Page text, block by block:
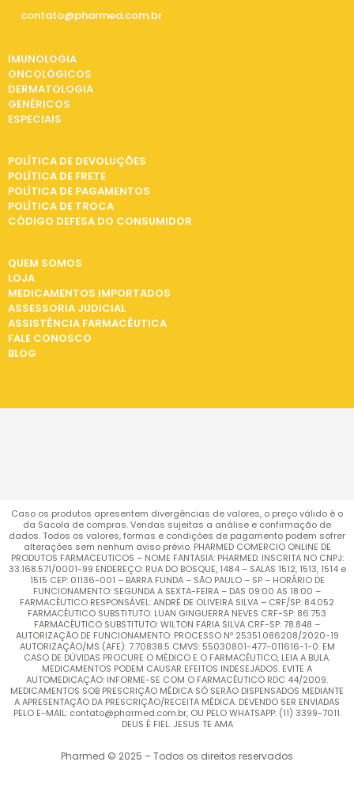
contato@pharmed.com.br
IMUNOLOGIA
ONCOLÓGICOS
DERMATOLOGIA
GENÉRICOS
ESPECIAIS
POLÍTICA DE DEVOLUÇÕES
POLÍTICA DE FRETE
POLÍTICA DE PAGAMENTOS
POLÍTICA DE TROCA
CÓDIGO DEFESA DO CONSUMIDOR
QUEM SOMOS
LOJA
MEDICAMENTOS IMPORTADOS
ASSESSORIA JUDICIAL
ASSISTÊNCIA FARMACÊUTICA
FALE CONOSCO
BLOG
Caso os produtos apresentem divergências de valores, o preço válido é o
da Sacola de compras. Vendas sujeitas a análise e confirmação de
dados. Todos os valores, formas e condições de pagamento podem sofrer
alterações sem nenhum aviso prévio. PHARMED COMERCIO ONLINE DE
PRODUTOS FARMACEUTICOS – NOME FANTASIA: PHARMED. INSCRITA NO CNPJ:
33.168.571/0001-99 ENDEREÇO: RUA DO BOSQUE, 1484 – SALAS 1512, 1513, 1514 e
1515 CEP: 01136-001 – BARRA FUNDA – SÃO PAULO – SP – HORÁRIO DE
FUNCIONAMENTO: SEGUNDA A SEXTA-FEIRA – DAS 09:00 AS 18:00 –
FARMACÊUTICO RESPONSÁVEL: ANDRÉ DE OLIVEIRA SILVA – CRF/SP: 84.052
FARMACÊUTICO SUBSTITUTO: LUAN GINGUERRA NEVES CRF-SP: 86.753
FARMACÊUTICO SUBSTITUTO: WILTON FARIA SILVA CRF-SP: 78.848 –
AUTORIZAÇÃO DE FUNCIONAMENTO: PROCESSO Nº 25351.086208/2020-19
AUTORIZAÇÃO/MS (AFE): 7.70838.5 CMVS: 55030801-477-011616-1-0. EM
CASO DE DÚVIDAS PROCURE O MÉDICO E O FARMACÊUTICO, LEIA A BULA.
MEDICAMENTOS PODEM CAUSAR EFEITOS INDESEJADOS. EVITE A
AUTOMEDICAÇÃO: INFORME-SE COM O FARMACÊUTICO RDC 44/2009.
MEDICAMENTOS SOB PRESCRIÇÃO MÉDICA SÓ SERÃO DISPENSADOS MEDIANTE
A APRESENTAÇÃO DA PRESCRIÇÃO/RECEITA MÉDICA. DEVENDO SER ENVIADAS
PELO E-MAIL: contato@pharmed.com.br, OU PELO WHATSAPP: (11) 3399-7011.
DEUS É FIEL. JESUS TE AMA
Pharmed © 2025 – Todos os direitos reservados